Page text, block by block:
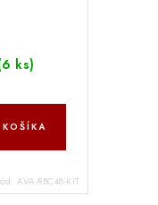
6 ks)
AVA-RBC48-KIT